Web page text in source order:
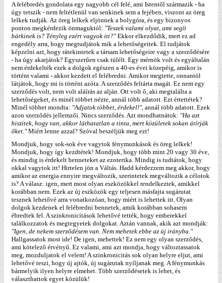
A felébredés gondolata egy nagyobb cél felé, ami Istentől származik - ha
úgy tetszik - nem feltétlenül van senkinek sem a fejében, viszont az öreg
lelkek tudják. Az öreg lelkek eljönnek a bolygóra, és egy bizonyos
ponton megkérdezik önmaguktól: "Teszek valami olyat, ami segít
bárkinek is? Tényleg ezért vagyok itt?"Ekkor elkezdődik, mert ez ad
engedély arra, hogy megtudjátok mik a lehetőségeitek. El tudjátok
képzelni azt, hogy rátekintetek a társam lehetőségeire vagy a szerződésére
- ha úgy akarjátok? Egyszerűen csak túlélt. Egy mérnök volt és egyáltalán
nem érdekelték ezek a dolgok egészen a 40-es évei közepéig, amikor is
történt valami - akkor kezdett el felébredni. Amikor megtette, onnantól
látjátok, hogy mi is történt azóta. A szerződés feltárta magát. Ez nem egy
szerződés volt, nem volt aláírás az alján. Ott volt ő, aki megtalálta a
lehetőségeket, és minél többet nézte, annál több adatott. Ezt értettétek?
Minél többet mondta: "Adjatok többet, érdekel!", annál több adatott. Ezek
azon szerződés jellemzői. Nincs szerződés. Azt mondhatnátok: "Ha azt
hiszitek, hogy van, akkor láthatatlan a tinta, mert közületek sokan átírják
őket."Miért lenne azzal? Szóval beszéljük meg ezt!
Mondjuk, hogy sok-sok éve vagytok fénymunkások és öreg lelkek!
Mondjuk, hogy így kezdtétek! Mondjuk, hogy több mint 20 vagy 30 éve,
és mindig is érdekelt benneteket az ezoterika. Mindig is tudtátok, hogy
okkal vagytok itt! Hirtelen jön a Váltás. Hadd kérdezzem meg akkor, hogy
amikor az energia ennyire megváltozik, szerintetek megváltozik a célotok
is? A válasz: igen, mert most olyan eszközökkel rendelkeztek, amikkel
korábban nem. Ezek az új eszközök egy teljesen másfajta sugárutat
tesznek lehetővé arra vonatkozóan, hogy miért is lehettek itt. Olyan
dolgok kezdenek el felébredni bennetek, amik korábban sohasem
ébredtek fel. A szinkronicitások lehetővé tették, hogy emberekkel
találkozzatok és megtegyetek dolgokat. Aztán vannak, akik azt mondják:
"Igen, de nekem szerződésem van. Nem mehetek ebbe az új irányba."
Hallgassatok most ide! De igen, mehettek! Ez nem egy olyan szerződés,
ami kötelező érvényű. Ez valami, ami azt mondja, hogy változtassatok
meg, mozduljatok el velem! A szinkronicitás sok olyan helyre eljut, ami
lehetővé teszi, hogy új ajtók, új sugárutak nyíljanak meg. A fénymunkás
bármelyik ilyen helyre elmehet. Több szerződésetek is lehet, és
választhattok egyet közülük!